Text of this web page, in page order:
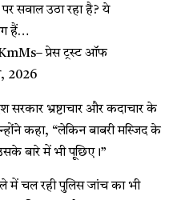
सवाल उठा रहा है? ये
हैं…
– प्रेस ट्रस्ट ऑफ
2026
सरकार भ्रष्टाचार और कदाचार के
कहा, “लेकिन बाबरी मस्जिद के
बारे में भी पूछिए।”
में चल रही पुलिस जांच का भी